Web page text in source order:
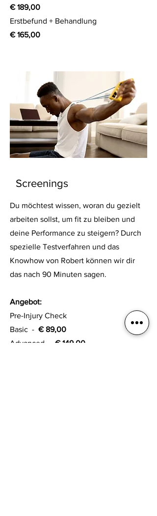
€ 189,00
Erstbefund + Behandlung
€ 165,00
Screenings
Du möchtest wissen, woran du gezielt
arbeiten sollst, um fit zu bleiben und
deine Performance zu steigern? Durch
spezielle Testverfahren und das
Knowhow von Robert können wir dir
das nach 90 Minuten sagen.
Angebot:
Pre-Injury Check
Basic - € 89,00
Advanced -
€ 149,00